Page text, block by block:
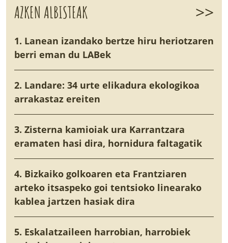
AZKEN ALBISTEAK >>
1. Lanean izandako bertze hiru heriotzaren
berri eman du LABek
2. Landare: 34 urte elikadura ekologikoa
arrakastaz ereiten
3. Zisterna kamioiak ura Karrantzara
eramaten hasi dira, hornidura faltagatik
4. Bizkaiko golkoaren eta Frantziaren
arteko itsaspeko goi tentsioko linearako
kablea jartzen hasiak dira
5. Eskalatzaileen harrobian, harrobiek